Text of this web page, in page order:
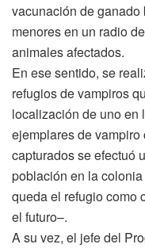
vacunación de
menores en un radio
animales afectados.
En ese sentido, se
refugios de vampiros
localización de uno en
ejemplares de
capturados se efectuó
población en la
queda el refugio como
el futuro–.
A su vez, el jefe del